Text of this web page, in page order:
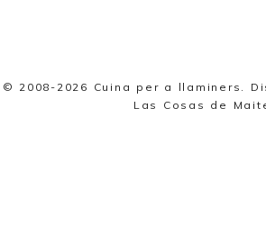
© 2008-2026 Cuina per a llaminers .
Las Cosas de